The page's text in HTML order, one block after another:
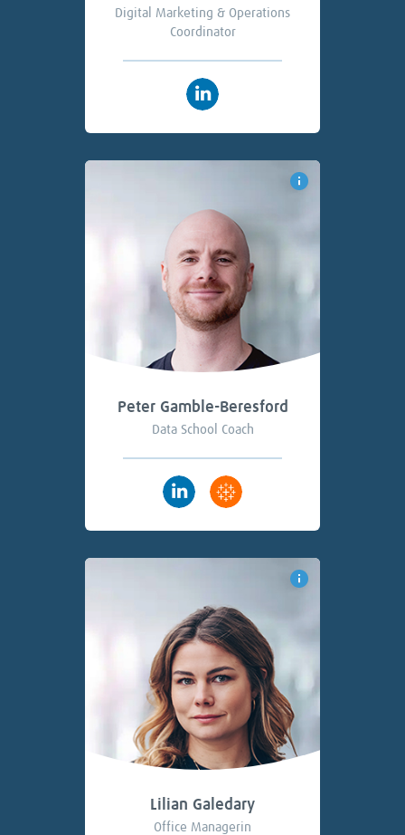
Digital Marketing & Operations
Coordinator
Peter Gamble-Beresford
Data School Coach
Lilian Galedary
Office Managerin